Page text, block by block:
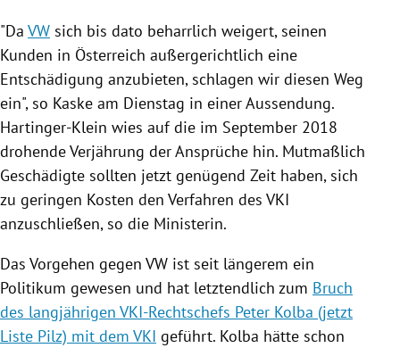
"Da VW sich bis dato beharrlich weigert, seinen
Kunden in Österreich außergerichtlich eine
Entschädigung anzubieten, schlagen wir diesen Weg
ein", so Kaske am Dienstag in einer Aussendung.
Hartinger-Klein wies auf die im September 2018
drohendeVerjährung der Ansprüche hin. Mutmaßlich
Geschädigte sollten jetzt genügend Zeit haben, sich
zu geringen Kosten den Verfahren des VKI
anzuschließen, so die Ministerin.
Das Vorgehen gegen VW ist seit längerem ein
Politikum gewesen und hat letztendlich zum Bruch
des langjährigen VKI-Rechtschefs Peter Kolba (jetzt
Liste Pilz) mit dem VKI geführt. Kolba hätte schon